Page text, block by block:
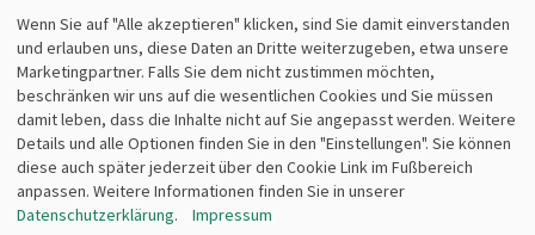
Kontaktformular
Fragen zum Vertrieb?
info@lz-fachshop.de
Fragen zum Internetshop?
webmaster@lz-fachshop.de
bits&paper GmbH
Sonnenstr. 6
85764 Oberschleißheim
Tel 089/315 70 30
Fax 089/315 33 45
Alle Texte, Grafiken, Bilder und das Layout sind urheberrechtlich
geschützt und dürfen nicht ohne ausdrückliche, schriftliche
Wenn Sie auf "Alle akzeptieren" klicken, sind Sie damit einverstanden
und erlauben uns, diese Daten an Dritte weiterzugeben, etwa unsere
Marketingpartner. Falls Sie dem nicht zustimmen möchten,
beschränken wir uns auf die wesentlichen Cookies und Sie müssen
damit leben, dass die Inhalte nicht auf Sie angepasst werden. Weitere
Details und alle Optionen finden Sie in den "Einstellungen". Sie können
diese auch später jederzeit über den Cookie Link im Fußbereich
anpassen. Weitere Informationen finden Sie in unserer
Datenschutzerklärung. Impressum